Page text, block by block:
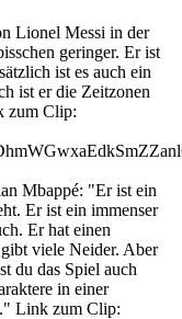
Lionel Messi in der
geringer. Er ist
ist es auch ein
ist er die Zeitzonen
zum Clip:
Mbappé: "Er ist ein
Er ist ein immenser
Er hat einen
viele Neider. Aber
du das Spiel auch
in einer
Link zum Clip: